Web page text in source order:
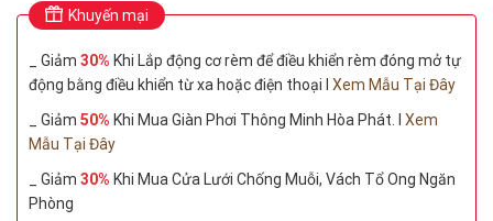
Khuyến mại
_ Giảm 30% Khi Lắp động cơ rèm để điều khiển rèm đóng mở tự
động bằng điều khiển từ xa hoặc điện thoại I Xem Mẫu Tại Đây
_ Giảm 50% Khi Mua Giàn Phơi Thông Minh Hòa Phát. I Xem
Mẫu Tại Đây
_ Giảm 30% Khi Mua Cửa Lưới Chống Muỗi, Vách Tổ Ong Ngăn
Phòng